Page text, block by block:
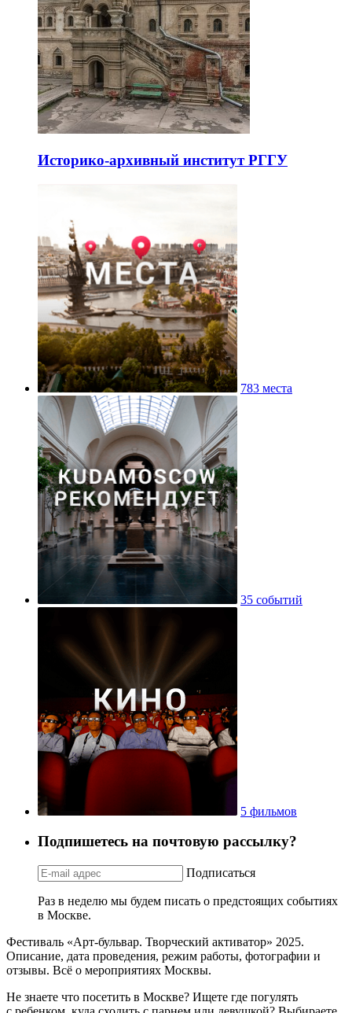
Историко-архивный институт РГГУ
783 места
35 событий
5 фильмов
Подпишетесь на почтовую рассылку?
Подписаться
Раз в неделю мы будем писать о предстоящих событиях
в Москве.
Фестиваль «Арт-бульвар. Творческий активатор» 2025.
Описание, дата проведения, режим работы, фотографии и
отзывы. Всё о мероприятиях Москвы.
Не знаете что посетить в Москве? Ищете где погулять